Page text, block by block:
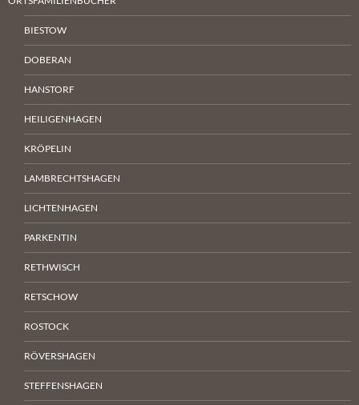
BIESTOW
DOBERAN
HANSTORF
HEILIGENHAGEN
KRÖPELIN
LAMBRECHTSHAGEN
LICHTENHAGEN
PARKENTIN
RETHWISCH
RETSCHOW
ROSTOCK
RÖVERSHAGEN
STEFFENSHAGEN